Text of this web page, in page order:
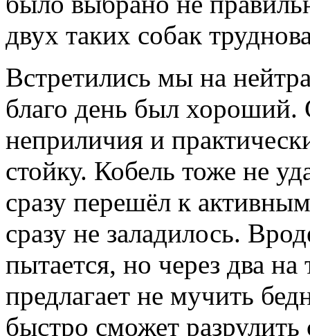
двух таких собак
Встретились мы на
благо день был хороший.
неприличия и
стойку. Кобель тоже не
сразу перешёл к
сразу не заладилось.
пытается, но через два на
предлагает не мучить
быстро сможет